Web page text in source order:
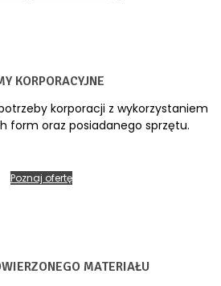
KORPORACYJNE
korporacji z wykorzystaniem
form oraz posiadanego sprzętu.
Poznaj ofertę
MATERIAŁU